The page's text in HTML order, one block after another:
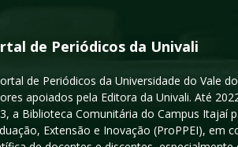
de Periódicos da Univali
de Periódicos da Universidade do Vale
apoiados pela Editora da Univali. Até
a Biblioteca Comunitária do Campus Itajaí
Extensão e Inovação (ProPPEI), em